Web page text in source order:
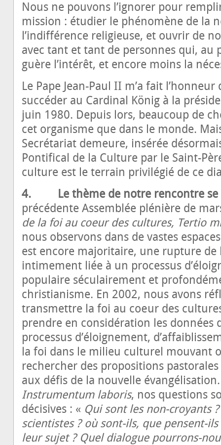
Nous ne pouvons l’ignorer pour
mission : étudier le phénomène de la
l’indifférence religieuse, et ouvrir de
avec tant et tant de personnes qui, au
guère l’intérêt, et encore moins la
Le Pape Jean-Paul II m’a fait
succéder au Cardinal König à la
juin 1980. Depuis lors, beaucoup de
cet organisme que dans le monde.
Secrétariat demeure, insérée
Pontifical de la Culture par le Saint-
culture est le terrain privilégié de ce
4. Le thème de notre rencontre se
précédente Assemblée plénière de
de la foi au cœur des cultures, Tertio
nous observons dans de vastes
est encore majoritaire, une rupture
intimement liée à un processus
populaire séculairement et
christianisme. En 2002, nous avons
transmettre la foi au cœur des
prendre en considération les
processus d’éloignement,
la foi dans le milieu culturel mouvant
rechercher des propositions
aux défis de la nouvelle
Instrumentum laboris, nos questions
décisives : « Qui sont les non-croyants
scientistes ? où sont-ils, que pensent-
leur sujet ? Quel dialogue pourrons-